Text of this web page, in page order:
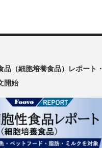
品（細胞培養食品）レポート・
開始